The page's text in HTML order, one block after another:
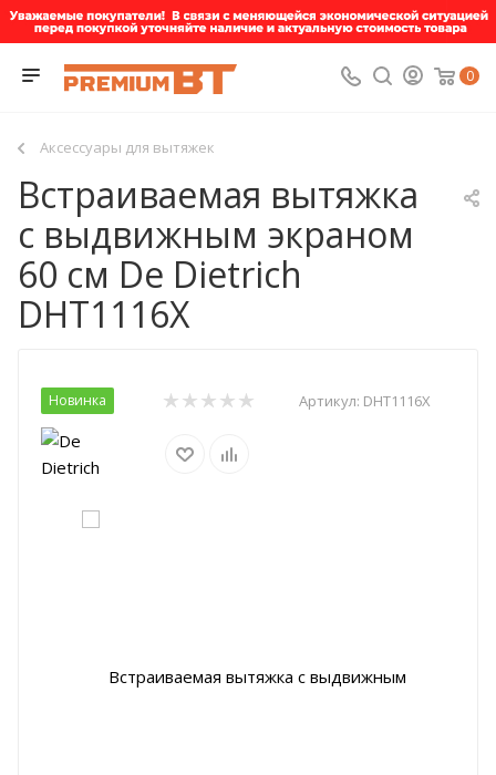
0
Аксессуары для вытяжек
Встраиваемая вытяжка
с выдвижным экраном
60 см De Dietrich
DHT1116X
Новинка Артикул: DHT1116X